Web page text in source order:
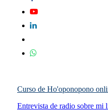
Curso de Ho'oponopono
Entrevista de radio sobre